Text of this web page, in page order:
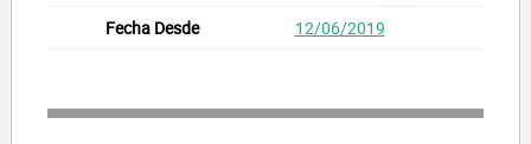
12/06/2019